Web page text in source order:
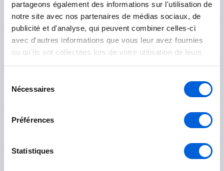
partageons également des informations sur l'utilisation de
notre site avec nos partenaires de médias sociaux, de
publicité et d'analyse, qui peuvent combiner celles-ci
avec d'autres informations que vous leur avez fournies
ou qu'ils ont collectées lors de votre utilisation de leurs
services.
Nécessaires
Préférences
Statistiques
Otterburn Park
Saint-Basile-le-Grand
Les Jardins-de-Napierville
Napierville